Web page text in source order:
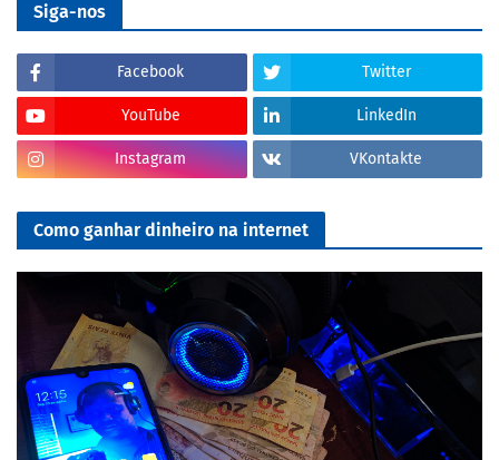
Siga-nos
Facebook Twitter
YouTube LinkedIn
Instagram VKontakte
Como ganhar dinheiro na internet